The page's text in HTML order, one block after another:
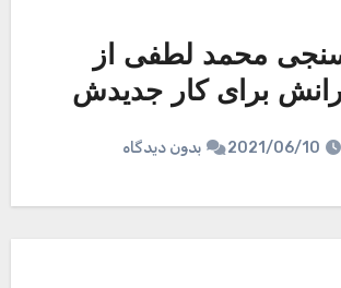
محمد لطفی از
برای کار جدیدش
2021/06/10 بدون دیدگاه